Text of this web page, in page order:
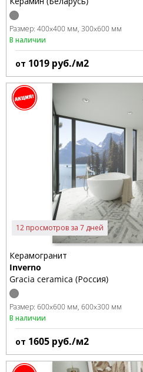
Размер: 400x400 мм 300x600 мм
В наличии
от 1019 руб./м2
12 просмотров за 7 дней
Керамогранит
Inverno
Gracia ceramica (Россия)
Размер: 600x600 мм 600x300 мм
В наличии
от 1605 руб./м2